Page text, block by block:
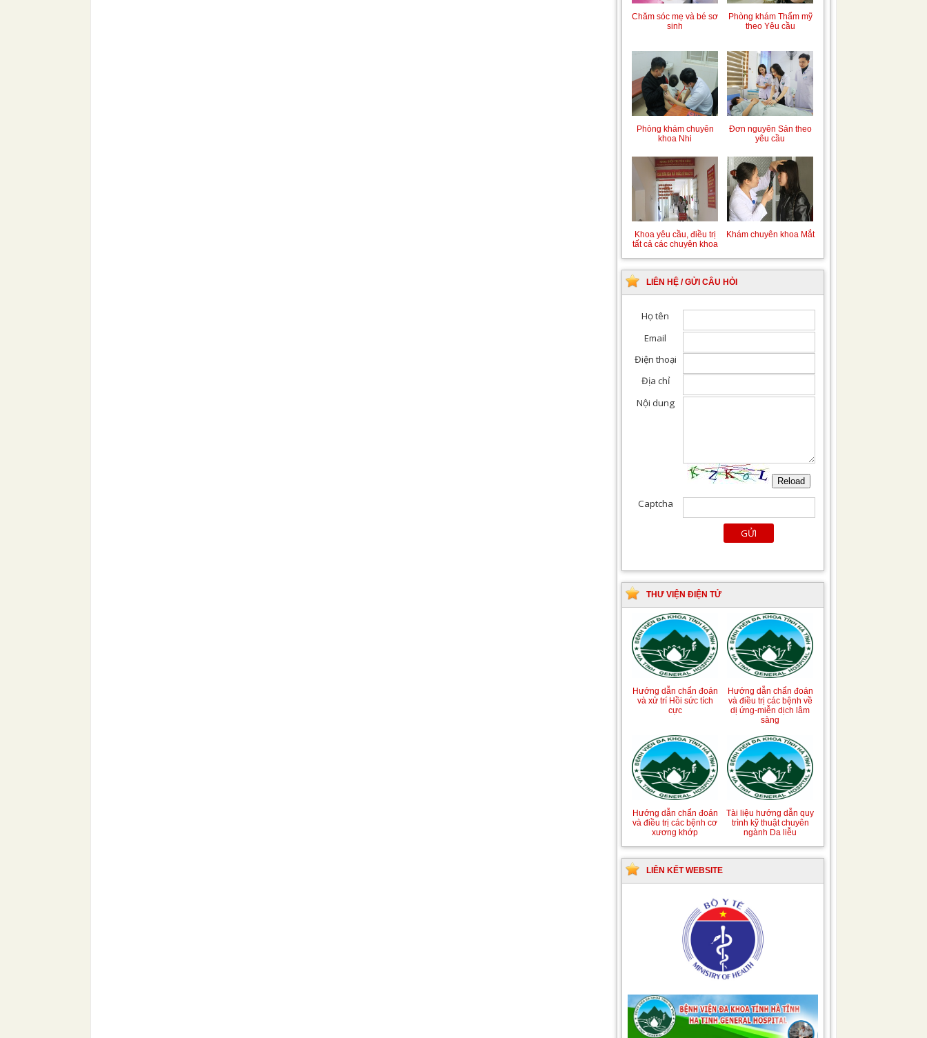
Chăm sóc mẹ và bé sơ
sinh
Phòng khám Thẩm mỹ
theo Yêu cầu
Phòng khám chuyên
khoa Nhi
Đơn nguyên Sản theo
yêu cầu
Khoa yêu cầu, điều trị
tất cả các chuyên khoa
Khám chuyên khoa Mắt
LIÊN HỆ / GỬI CÂU HỎI
THƯ VIỆN ĐIỆN TỬ
Hướng dẫn chẩn đoán
và xử trí Hồi sức tích
cực
Hướng dẫn chẩn đoán
và điều trị các bệnh về
dị ứng-miễn dịch lâm
sàng
Hướng dẫn chẩn đoán
và điều trị các bệnh cơ
xương khớp
Tài liệu hướng dẫn quy
trình kỹ thuật chuyên
ngành Da liễu
LIÊN KẾT WEBSITE